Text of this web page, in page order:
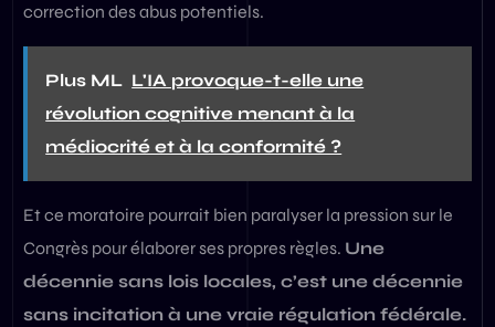
correction des abus potentiels.
Plus ML L'IA provoque-t-elle une
révolution cognitive menant à la
médiocrité et à la conformité ?
Et ce moratoire pourrait bien paralyser la pression sur le
Congrès pour élaborer ses propres règles. Une
décennie sans lois locales, c’est une décennie
sans incitation à une vraie régulation fédérale.